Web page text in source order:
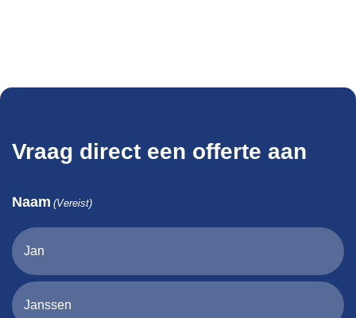
Vraag direct een offerte aan
Naam (Vereist)